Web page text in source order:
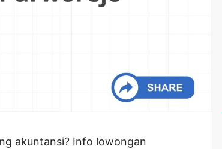
akuntansi? Info lowongan